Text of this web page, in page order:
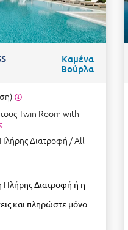
Καμένα
Βούρλα
Twin Room with
Διατροφή / All
Διατροφή ή η
και πληρώστε μόνο